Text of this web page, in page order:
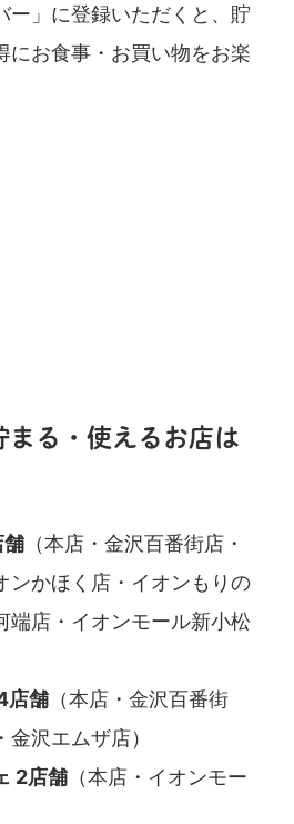
ー」に登録いただくと、貯
にお食事・お買い物をお楽
まる・使えるお店は
（本店・金沢百番街店・
ンかほく店・イオンもりの
端店・イオンモール新小松
店舗 （本店・金沢百番街
沢エムザ店）
2店舗 （本店・イオンモー